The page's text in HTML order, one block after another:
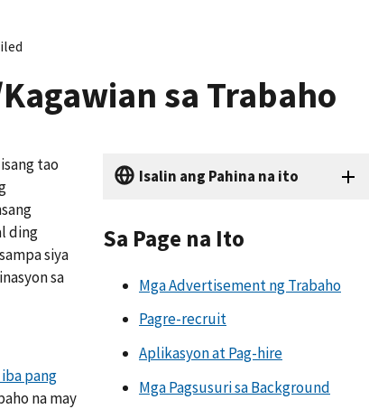
sa Trabaho
tao
ding
siya
sa
pang
na may
Isalin ang Pahina na ito
Sa Page na Ito
Mga Advertisement ng Trabaho
Pagre-recruit
Aplikasyon at Pag-hire
Mga Pagsusuri sa Background